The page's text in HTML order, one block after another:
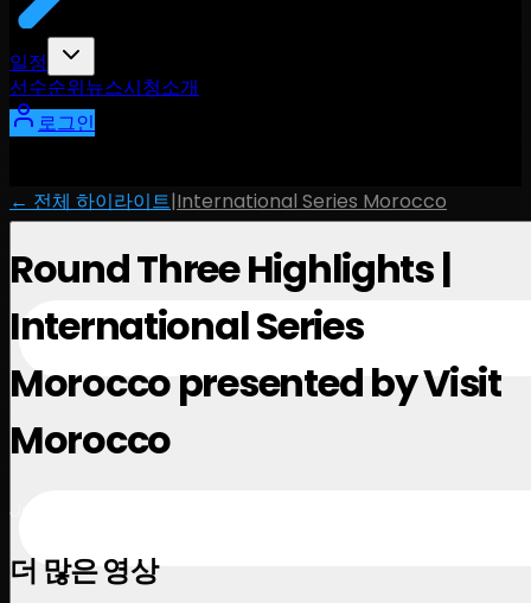
일정
선수순위 뉴스시청소개
로그인
← 전체 하이라이트|International Series Morocco
Round Three Highlights |
International Series
Morocco presented by Visit
Morocco
June 16, 2026
더 많은 영상